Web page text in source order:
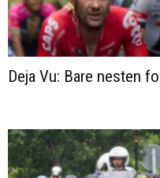
Deja Vu: Bare nesten